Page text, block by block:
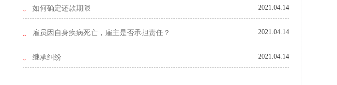
如何确定还款期限 2021.04.14
雇员因自身疾病死亡，雇主是否承担责任？ 2021.04.14
继承纠纷 2021.04.14